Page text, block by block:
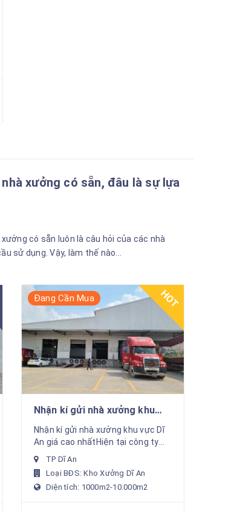
xưởng có sẵn, đâu là sự lựa
có sẵn luôn là câu hỏi của các nhà
sử dụng. Vậy, làm thế nào...
Đang Cần Mua HOT
Nhận kí gửi nhà xưởng khu
vực Dĩ An giá cao nhất
Nhận kí gửi nhà xưởng khu vực Dĩ
An giá cao nhấtHiện tại công ty
chúng tôi đang có nguồn số lượng
Nhật Bản, Hàn Quốc,...
TP Dĩ An
Loại BĐS: Kho Xưởng Dĩ An
Diện tích: 1000m2-10.000m2